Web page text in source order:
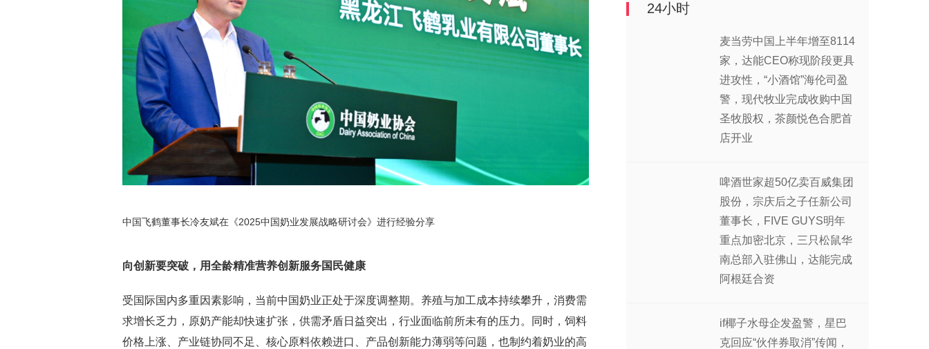
中国飞鹤董事长冷友斌在《2025中国奶业发展战略研讨会》进行经验分享
向创新要突破，用全龄精准营养创新服务国民健康
受国际国内多重因素影响，当前中国奶业正处于深度调整期。养殖与加工成本持续攀升，消费需
求增长乏力，原奶产能却快速扩张，供需矛盾日益突出，行业面临前所未有的压力。同时，饲料
价格上涨、产业链协同不足、核心原料依赖进口、产品创新能力薄弱等问题，也制约着奶业的高
24小时
麦当劳中国上半年增至8114
家，达能CEO称现阶段更具
进攻性，“小酒馆”海伦司盈
警，现代牧业完成收购中国
圣牧股权，茶颜悦色合肥首
店开业
啤酒世家超50亿卖百威集团
股份，宗庆后之子任新公司
董事长，FIVE GUYS明年
重点加密北京，三只松鼠华
南总部入驻佛山，达能完成
阿根廷合资
if椰子水母企发盈警，星巴
克回应“伙伴券取消”传闻，